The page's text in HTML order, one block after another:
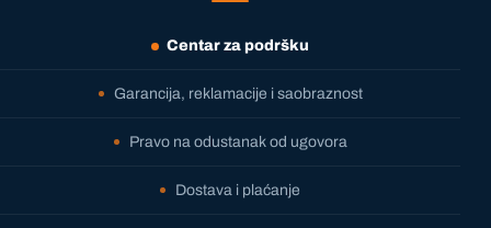
Centar za podršku
Garancija, reklamacije i saobraznost
Pravo na odustanak od ugovora
Dostava i plaćanje